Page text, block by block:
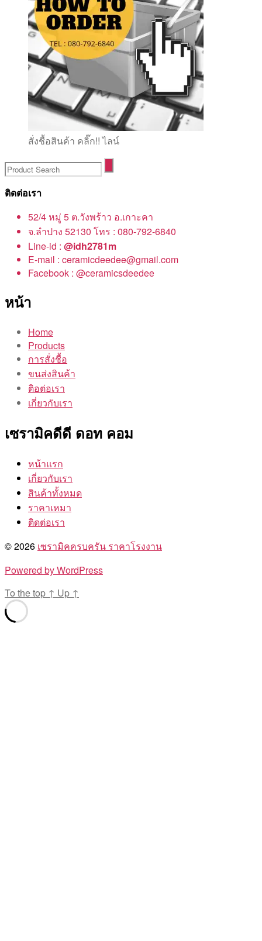
สั่งชื้อสินค้า คลิ๊ก!! ไลน์
ติดต่อเรา
52/4 หมู่ 5 ต.วังพร้าว อ.เกาะคา
จ.ลำปาง 52130 โทร : 080-792-6840
Line-id : @idh2781m
E-mail : ceramicdeedee@gmail.com
Facebook : @ceramicsdeedee
หน้า
Home
Products
การสั่งชื้อ
ขนส่งสินค้า
ติอต่อเรา
เกี่ยวกับเรา
เซรามิคดีดี ดอท คอม
หน้าแรก
เกี่ยวกับเรา
สินค้าทั้งหมด
ราคาเหมา
ติดต่อเรา
© 2026 เซรามิคครบครัน ราคาโรงงาน
Powered by WordPress
To the top ↑ Up ↑